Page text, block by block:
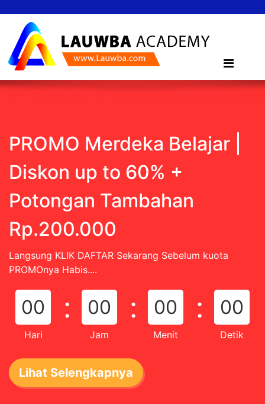
PROMO Merdeka Belajar |
Diskon up to 60% +
Potongan Tambahan
Rp.200.000
Langsung KLIK DAFTAR Sekarang Sebelum kuota
PROMOnya Habis....
00
Hari
: 00
Jam
: 00
Menit
: 00
Detik
Lihat Selengkapnya